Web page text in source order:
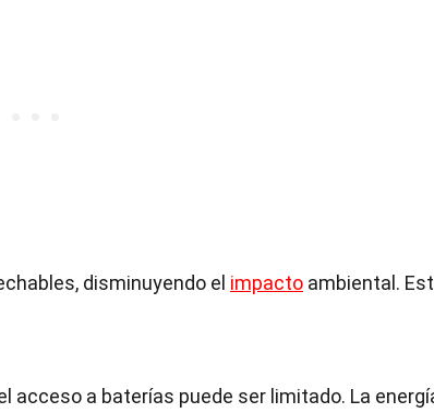
disminuyendo el impacto ambiental.
acceso a baterías puede ser limitado. La